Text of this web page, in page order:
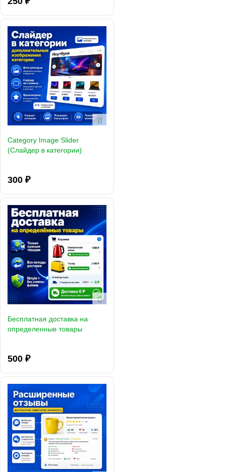
Category Image Slider
(Слайдер в категории)
300 ₽
Бесплатная доставка на
определенные товары
500 ₽